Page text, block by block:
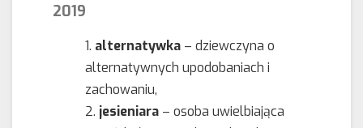
2019
alternatywka – dziewczyna o
alternatywnych upodobaniach i
zachowaniu,
jesieniara – osoba uwielbiająca